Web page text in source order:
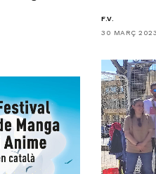
F.V.
30 MARÇ 2023